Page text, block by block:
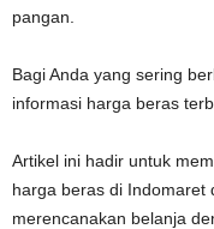
pangan.
Bagi Anda yang sering
informasi harga beras
Artikel ini hadir untuk
harga beras di Indomaret
merencanakan belanja